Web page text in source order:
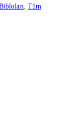
Tüm